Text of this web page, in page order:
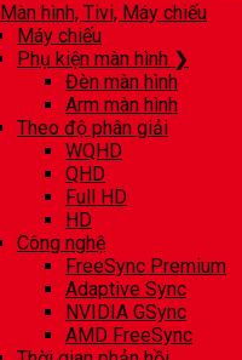
Màn hình, Tivi, Máy chiếu
Máy chiếu
Phụ kiện màn hình ❯
Đèn màn hình
Arm màn hình
Theo độ phân giải
WQHD
QHD
Full HD
HD
Công nghệ
FreeSync Premium
Adaptive Sync
NVIDIA GSync
AMD FreeSync